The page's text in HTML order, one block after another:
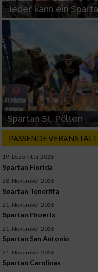
Jeder kann ein
Spartan St. Pölten
PASSENDE
19. Dezember 2026
Spartan Florida
28. November 2026
Spartan Teneriffa
21. November 2026
Spartan Phoenix
21. November 2026
Spartan San Antonio
21. November 2026
Spartan Carolinas
Verwendung von Profilen
personalisierter Werbung
Erstellung von Profilen
von Inhalten
Verwendung von Profilen
personalisierter Inhalte
Messung der
Messung der
Analyse von Zielgruppen
oder Kombinationen von
verschiedenen Quellen
Verwendung reduzierter
IAB-Besonderheiten: